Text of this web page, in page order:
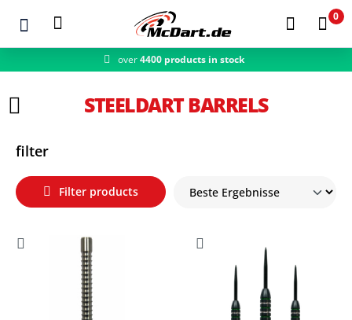
Zum Hauptinhalt springen
0
over4400 products in stock
STEELDART BARRELS
filter
Filter products